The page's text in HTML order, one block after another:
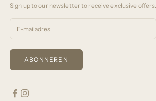
Sign up to our newsletter to receive exclusive offers.
ABONNEREN